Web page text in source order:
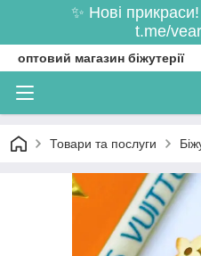
✨ Нові
t.me/
оптовий магазин біжутерії
Товари та послуги